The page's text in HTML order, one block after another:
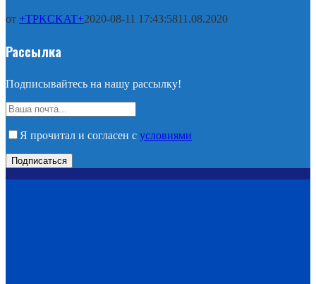
от +TPKCKAT+2020-08-11 17:43:5811.08.2020
Рассылка
Подписывайтесь на нашу рассылку!
Я прочитал и согласен с условиями